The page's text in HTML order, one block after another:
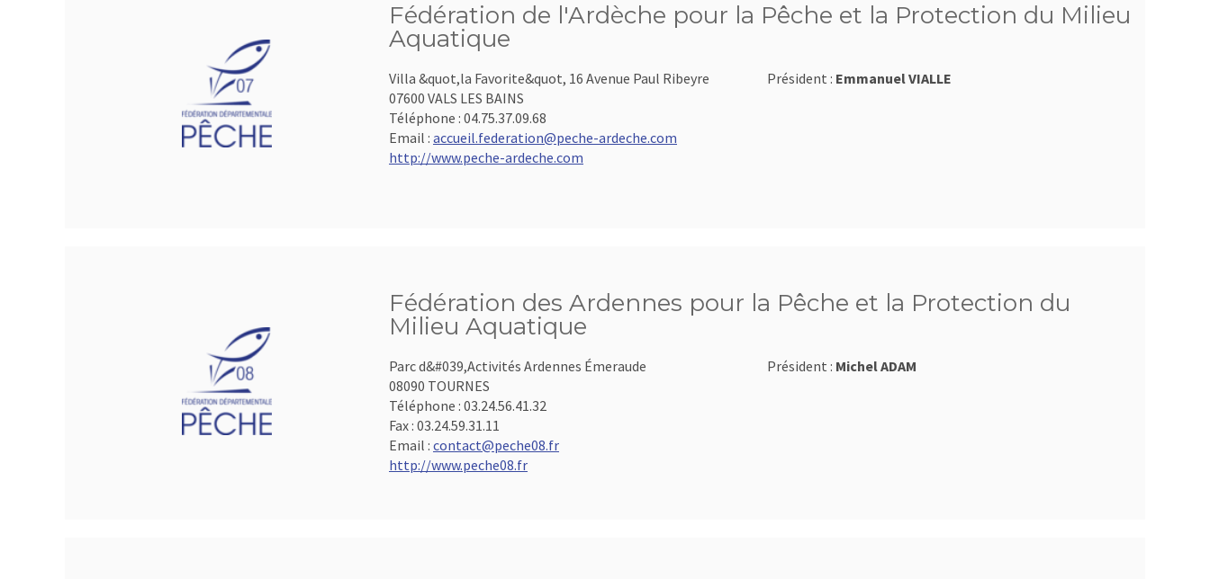
Fédération de l'Ardèche pour la Pêche et la Protection du Milieu
Aquatique
Villa &quot,la Favorite&quot, 16 Avenue Paul Ribeyre
07600 VALS LES BAINS
Téléphone : 04.75.37.09.68
Email : accueil.federation@peche-ardeche.com
http://www.peche-ardeche.com
Président : Emmanuel VIALLE
Fédération des Ardennes pour la Pêche et la Protection du
Milieu Aquatique
Parc d&#039,Activités Ardennes Émeraude
08090 TOURNES
Téléphone : 03.24.56.41.32
Fax : 03.24.59.31.11
Email : contact@peche08.fr
http://www.peche08.fr
Président : Michel ADAM